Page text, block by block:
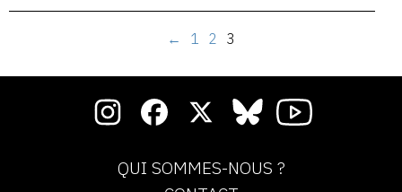
← 1 2 3
QUI SOMMES-NOUS ?